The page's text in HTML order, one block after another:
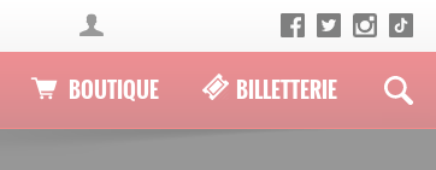
BOUTIQUE BILLETTERIE